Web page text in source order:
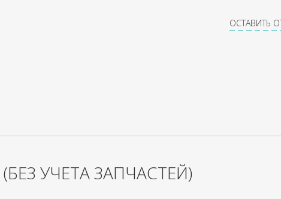
ОСТАВИТЬ
(БЕЗ УЧЕТА ЗАПЧАСТЕЙ)